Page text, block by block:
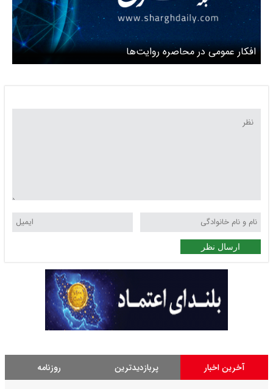
افکار عمومی در محاصره روایت‌ها
ارسال نظر
آخرین اخبار پربازدیدترین روزنامه